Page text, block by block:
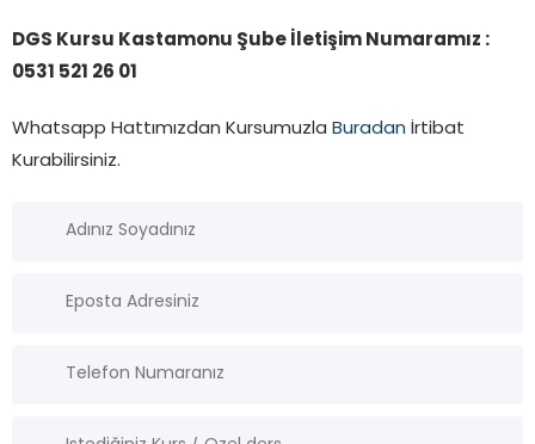
DGS Kursu Kastamonu Şube İletişim Numaramız :
0531 521 26 01
Whatsapp Hattımızdan Kursumuzla Buradan İrtibat
Kurabilirsiniz.